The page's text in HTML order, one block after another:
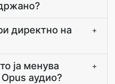
директно на
+
ја менува
аудио?
+